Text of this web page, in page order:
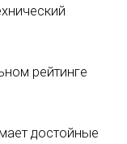
рейтинге
достойные